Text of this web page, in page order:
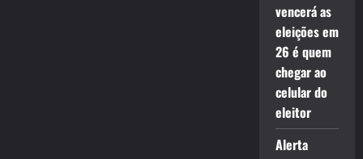
vencerá as
eleições em
26 é quem
chegar ao
celular do
eleitor
Alerta